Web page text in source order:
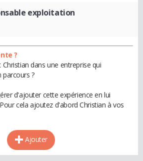
exploitation
?
dans une entreprise qui
parcours ?
d'ajouter cette expérience en lui
cela ajoutez d'abord Christian à vos
Ajouter